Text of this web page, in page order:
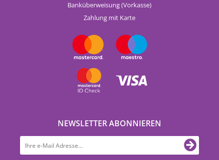
Banküberweisung (Vorkasse)
Zahlung mit Karte
NEWSLETTER ABONNIEREN